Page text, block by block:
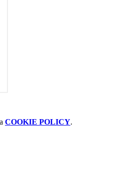
COOKIE POLICY.